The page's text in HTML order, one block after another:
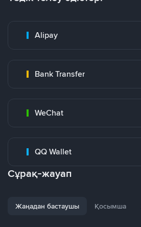
Alipay
Bank Transfer
WeChat
QQ Wallet
Сұрақ-жауап
Жаңадан бастаушы Қосымша